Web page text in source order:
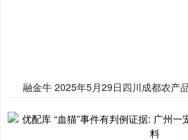
融金牛 2025年5月29日四川成都农产